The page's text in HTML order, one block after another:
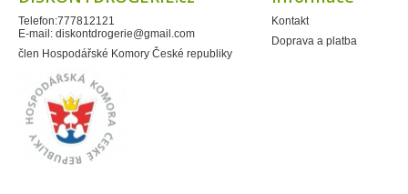
Certex
Chante Clair
Chopa
ChupaChups
Claro
Cleanzy s.r.o.
Cleary Group Italy
Clovin Germany
Codaa
Colgate - Palmolive
Telefon:777812121
E-mail: diskontdrogerie@gmail.com
člen Hospodářské Komory České republiky
Kontakt
Doprava a platba